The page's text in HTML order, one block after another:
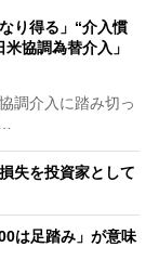
り得る」“介入慣
協調為替介入」
調介入に踏み切っ
失を投資家として
は足踏み」が意味